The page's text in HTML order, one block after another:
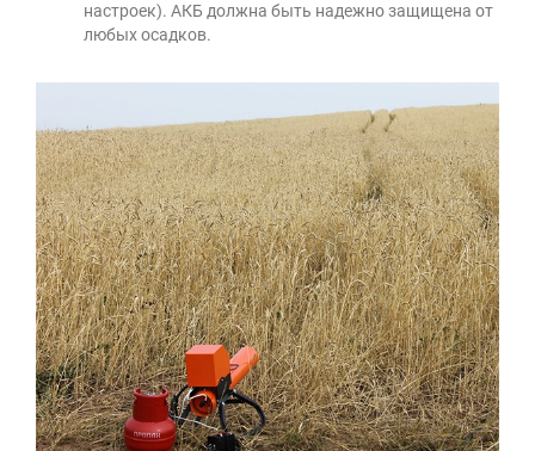
настроек). АКБ должна быть надежно защищена от
любых осадков.